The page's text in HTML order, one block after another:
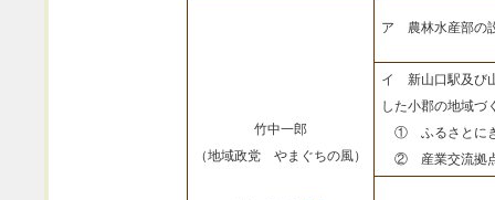
竹中一郎
（地域政党 やまぐちの風）
ア 農林水産部の
イ 新山口駅及び
した小郡の地域づ
① ふるさとにぎ
② 産業交流拠点